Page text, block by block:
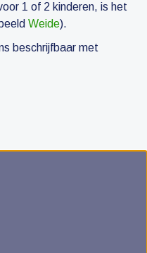
1 of 2 kinderen, is het
Weide).
beschrijfbaar met